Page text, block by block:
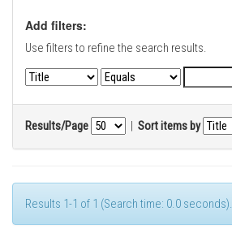
Add filters:
Use filters to refine the search results.
Results/Page | Sort items by
Results 1-1 of 1 (Search time: 0.0 seconds).